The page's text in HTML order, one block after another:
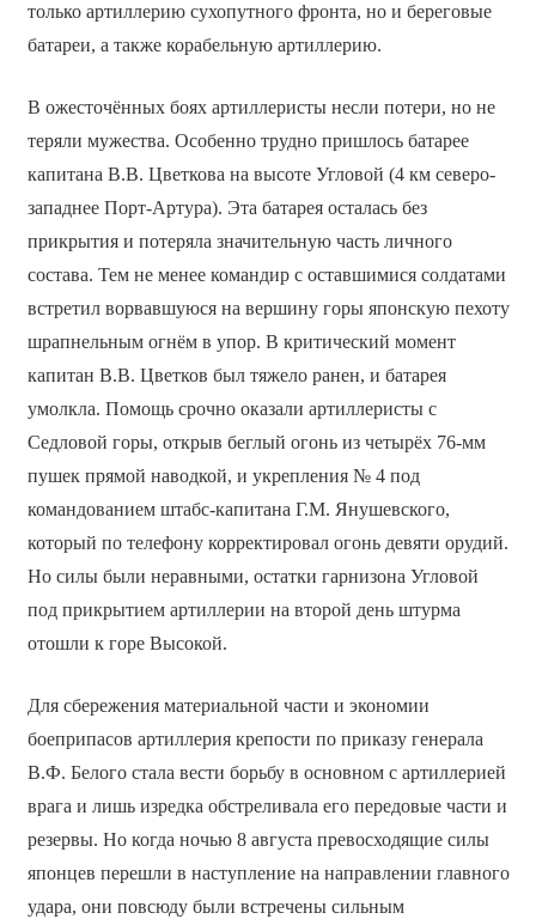
только артиллерию сухопутного фронта, но и береговые
батареи, а также корабельную артиллерию.
В ожесточённых боях артиллеристы несли потери, но не
теряли мужества. Особенно трудно пришлось батарее
капитана В.В. Цветкова на высоте Угловой (4 км северо-
западнее Порт-Артура). Эта батарея осталась без
прикрытия и потеряла значительную часть личного
состава. Тем не менее командир с оставшимися солдатами
встретил ворвавшуюся на вершину горы японскую пехоту
шрапнельным огнём в упор. В критический момент
капитан В.В. Цветков был тяжело ранен, и батарея
умолкла. Помощь срочно оказали артиллеристы с
Седловой горы, открыв беглый огонь из четырёх 76-мм
пушек прямой наводкой, и укрепления № 4 под
командованием штабс-капитана Г.М. Янушевского,
который по телефону корректировал огонь девяти орудий.
Но силы были неравными, остатки гарнизона Угловой
под прикрытием артиллерии на второй день штурма
отошли к горе Высокой.
Для сбережения материальной части и экономии
боеприпасов артиллерия крепости по приказу генерала
В.Ф. Белого стала вести борьбу в основном с артиллерией
врага и лишь изредка обстреливала его передовые части и
резервы. Но когда ночью 8 августа превосходящие силы
японцев перешли в наступление на направлении главного
удара, они повсюду были встречены сильным